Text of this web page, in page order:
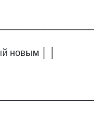
новым │ │